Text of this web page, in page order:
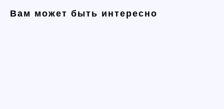
Вам может быть интересно